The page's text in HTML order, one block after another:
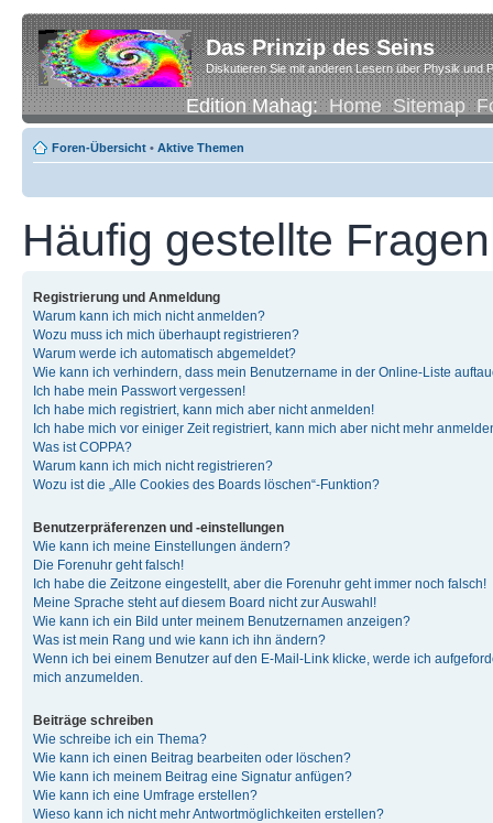
Das Prinzip des Seins
Diskutieren Sie mit anderen Lesern über Physik und
Edition Mahag:Home Sitemap
Foren-Übersicht • Aktive Themen
Häufig gestellte Fragen
Registrierung und Anmeldung
Warum kann ich mich nicht anmelden?
Wozu muss ich mich überhaupt registrieren?
Warum werde ich automatisch abgemeldet?
Wie kann ich verhindern, dass mein Benutzername in der Online-Liste
Ich habe mein Passwort vergessen!
Ich habe mich registriert, kann mich aber nicht anmelden!
Ich habe mich vor einiger Zeit registriert, kann mich aber nicht mehr
Was ist COPPA?
Warum kann ich mich nicht registrieren?
Wozu ist die „Alle Cookies des Boards löschen“-Funktion?
Benutzerpräferenzen und -einstellungen
Wie kann ich meine Einstellungen ändern?
Die Forenuhr geht falsch!
Ich habe die Zeitzone eingestellt, aber die Forenuhr geht immer noch falsch!
Meine Sprache steht auf diesem Board nicht zur Auswahl!
Wie kann ich ein Bild unter meinem Benutzernamen anzeigen?
Was ist mein Rang und wie kann ich ihn ändern?
Wenn ich bei einem Benutzer auf den E-Mail-Link klicke, werde ich
mich anzumelden.
Beiträge schreiben
Wie schreibe ich ein Thema?
Wie kann ich einen Beitrag bearbeiten oder löschen?
Wie kann ich meinem Beitrag eine Signatur anfügen?
Wie kann ich eine Umfrage erstellen?
Wieso kann ich nicht mehr Antwortmöglichkeiten erstellen?